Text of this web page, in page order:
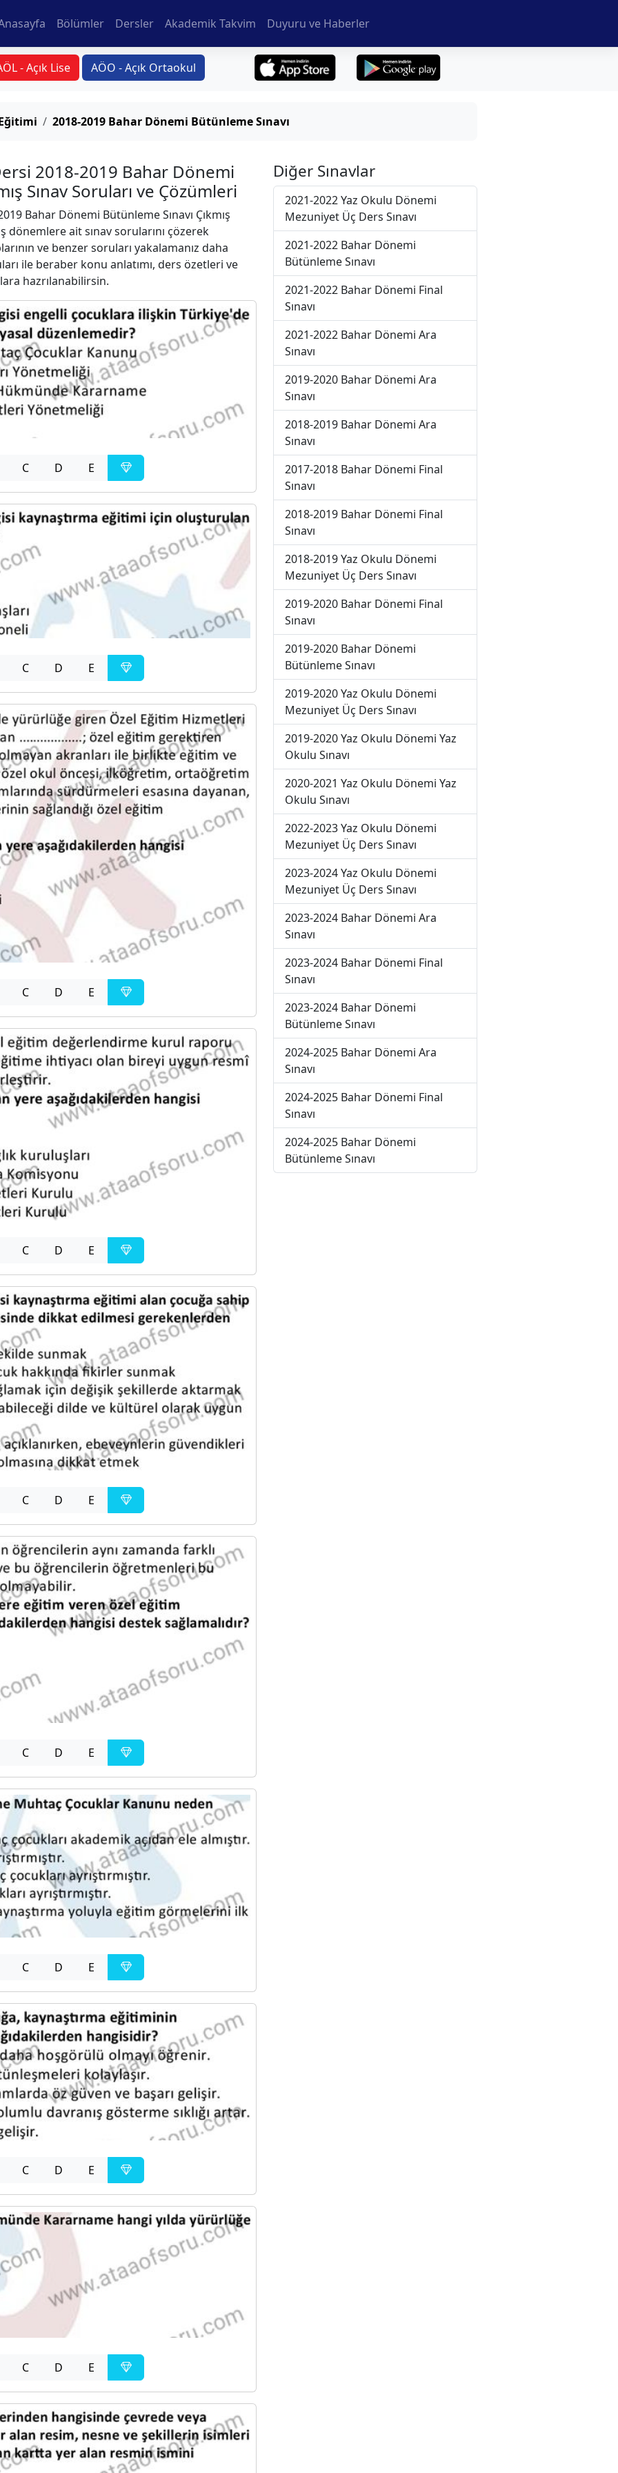
Bölümler Dersler Akademik Takvim Duyuru ve Haberler
- Açık Lise AÖO - Açık Ortaokul
2018-2019 Bahar Dönemi Bütünleme Sınavı
2018-2019 Bahar Dönemi
Sınav Soruları ve Çözümleri
Bahar Dönemi Bütünleme Sınavı Çıkmış
dönemlere ait sınav sorularını çözerek
ve benzer soruları yakalamanız daha
ile beraber konu anlatımı, ders özetleri ve
hazrılanabilirsin.
C D E
C D E
C D E
C D E
C D E
C D E
C D E
C D E
C D E
Diğer Sınavlar
2021-2022 Yaz Okulu Dönemi
Mezuniyet Üç Ders Sınavı
2021-2022 Bahar Dönemi
Bütünleme Sınavı
2021-2022 Bahar Dönemi Final
Sınavı
2021-2022 Bahar Dönemi Ara
Sınavı
2019-2020 Bahar Dönemi Ara
Sınavı
2018-2019 Bahar Dönemi Ara
Sınavı
2017-2018 Bahar Dönemi Final
Sınavı
2018-2019 Bahar Dönemi Final
Sınavı
2018-2019 Yaz Okulu Dönemi
Mezuniyet Üç Ders Sınavı
2019-2020 Bahar Dönemi Final
Sınavı
2019-2020 Bahar Dönemi
Bütünleme Sınavı
2019-2020 Yaz Okulu Dönemi
Mezuniyet Üç Ders Sınavı
2019-2020 Yaz Okulu Dönemi Yaz
Okulu Sınavı
2020-2021 Yaz Okulu Dönemi Yaz
Okulu Sınavı
2022-2023 Yaz Okulu Dönemi
Mezuniyet Üç Ders Sınavı
2023-2024 Yaz Okulu Dönemi
Mezuniyet Üç Ders Sınavı
2023-2024 Bahar Dönemi Ara
Sınavı
2023-2024 Bahar Dönemi Final
Sınavı
2023-2024 Bahar Dönemi
Bütünleme Sınavı
2024-2025 Bahar Dönemi Ara
Sınavı
2024-2025 Bahar Dönemi Final
Sınavı
2024-2025 Bahar Dönemi
Bütünleme Sınavı